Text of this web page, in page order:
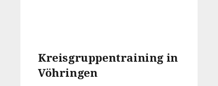
Kreisgruppentraining in
Vöhringen